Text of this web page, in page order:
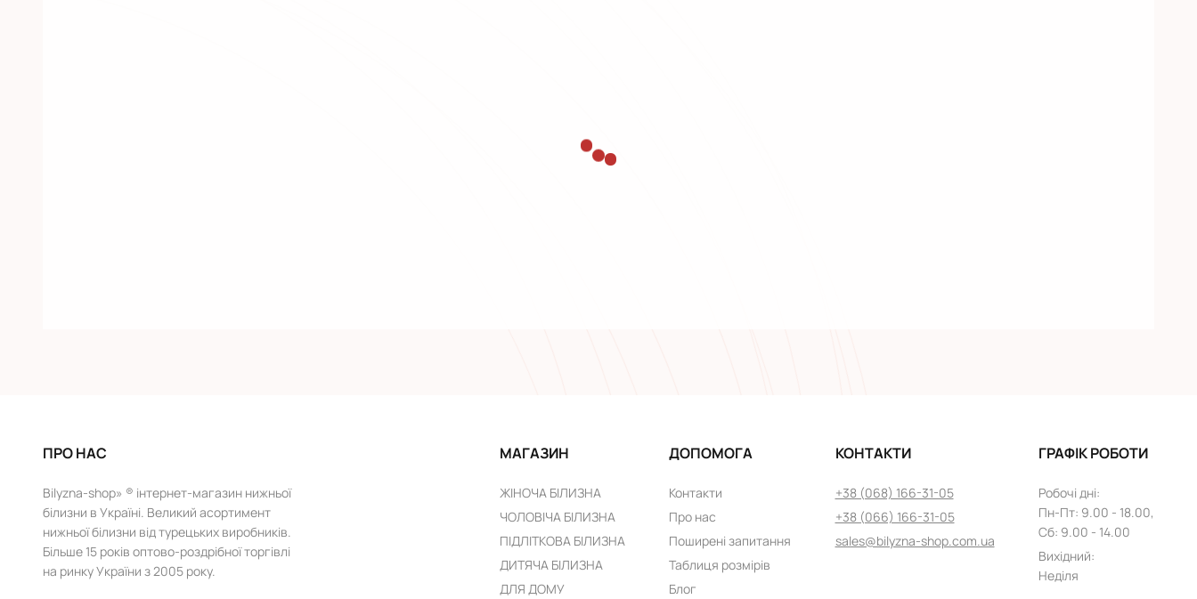
ПРО НАС
Bilyzna-shop» ® інтернет-магазин нижньої
білизни в Україні. Великий асортимент
нижньої білизни від турецьких виробників.
Більше 15 років оптово-роздрібної торгівлі
на ринку України з 2005 року.
МАГАЗИН
ЖІНОЧА БІЛИЗНА
ЧОЛОВІЧА БІЛИЗНА
ПІДЛІТКОВА БІЛИЗНА
ДИТЯЧА БІЛИЗНА
ДЛЯ ДОМУ
ДОПОМОГА
Контакти
Про нас
Поширені запитання
Таблиця розмірів
Блог
КОНТАКТИ
+38 (068) 166-31-05
+38 (066) 166-31-05
sales@bilyzna-shop.com.ua
ГРАФІК РОБОТИ
Робочі дні:
Пн-Пт: 9.00 - 18.00,
Сб: 9.00 - 14.00
Вихідний:
Неділя